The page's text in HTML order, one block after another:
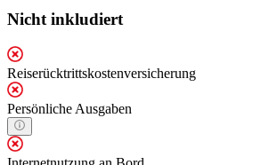
Nicht inkludiert
Reiserücktrittskostenversicherung
Persönliche Ausgaben